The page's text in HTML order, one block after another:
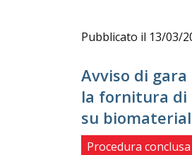
Pubblicato il 13/03/
Avviso di gara
la fornitura di
su
Procedura conclusa